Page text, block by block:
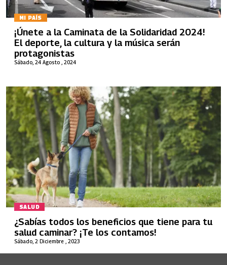
MI PAÍS
Sábado, 24 Agosto , 2024
¡Únete a la Caminata de la Solidaridad 2024!
El deporte, la cultura y la música serán
protagonistas
SALUD
Sábado, 2 Diciembre , 2023
¿Sabías todos los beneficios que tiene para tu
salud caminar? ¡Te los contamos!